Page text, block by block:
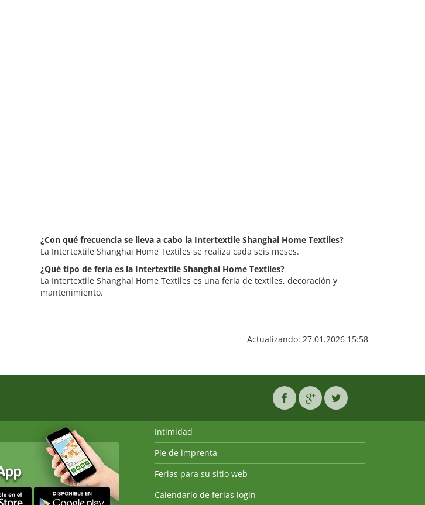
¿Con qué frecuencia se lleva a cabo la Intertextile Shanghai Home Textiles?
La Intertextile Shanghai Home Textiles se realiza cada seis meses.
¿Qué tipo de feria es la Intertextile Shanghai Home Textiles?
La Intertextile Shanghai Home Textiles es una feria de textiles, decoración y
mantenimiento.
Actualizando: 27.01.2026 15:58
Intimidad
Pie de imprenta
Ferias para su sitio web
Calendario de ferias login